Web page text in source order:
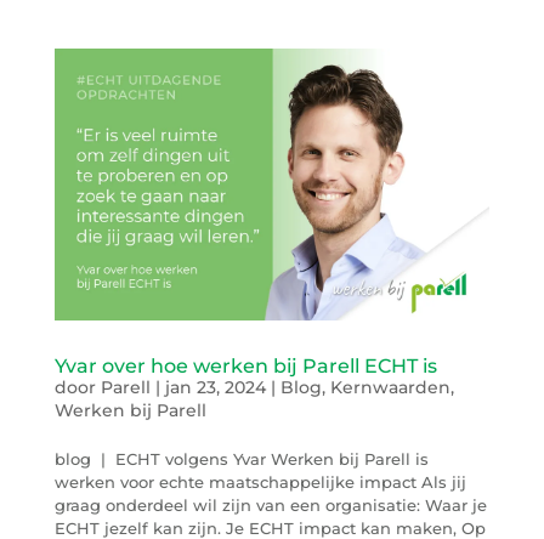
Yvar over hoe werken bij Parell ECHT is
door Parell | jan 23, 2024| Blog, Kernwaarden,
Werken bij Parell
blog | ECHT volgens Yvar Werken bij Parell is
werken voor echte maatschappelijke impact Als jij
graag onderdeel wil zijn van een organisatie: Waar je
ECHT jezelf kan zijn. Je ECHT impact kan maken, Op